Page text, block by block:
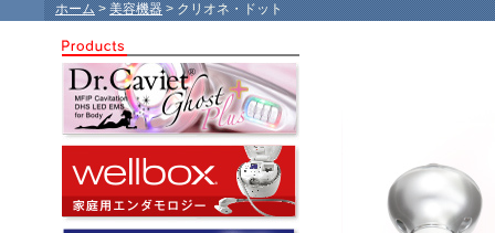
ホーム>美容機器> クリオネ・ドット